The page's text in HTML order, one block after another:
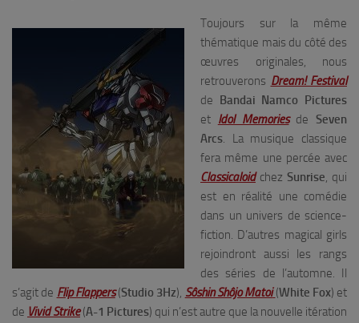
Toujours sur la même
thématique mais du côté des
œuvres originales, nous
retrouverons Dream! Festival
de Bandai Namco Pictures
et Idol Memoriesde Seven
Arcs. La musique classique
fera même une percée avec
Classicaloidchez Sunrise, qui
est en réalité une comédie
dans un univers de science-
fiction. D’autres magical girls
rejoindront aussi les rangs
des séries de l’automne. Il
s’agit de Flip Flappers(Studio 3Hz), Sôshin Shôjo Matoi (White Fox) et
de Vivid Strike(A-1 Pictures) qui n’est autre que la nouvelle itération